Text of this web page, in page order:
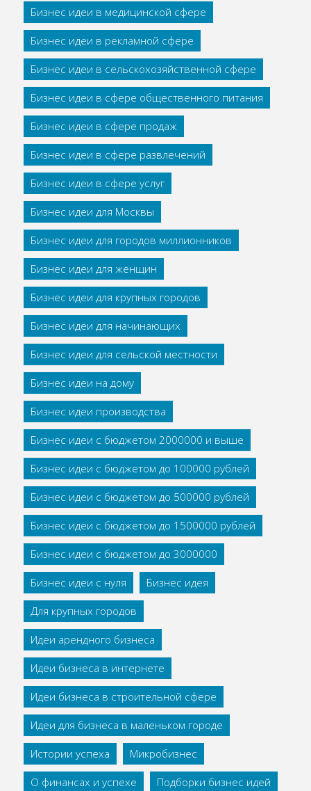
Бизнес идеи в медицинской сфере
Бизнес идеи в рекламной сфере
Бизнес идеи в сельскохозяйственной сфере
Бизнес идеи в сфере общественного питания
Бизнес идеи в сфере продаж
Бизнес идеи в сфере развлечений
Бизнес идеи в сфере услуг
Бизнес идеи для Москвы
Бизнес идеи для городов миллионников
Бизнес идеи для женщин
Бизнес идеи для крупных городов
Бизнес идеи для начинающих
Бизнес идеи для сельской местности
Бизнес идеи на дому
Бизнес идеи производства
Бизнес идеи с бюджетом 2000000 и выше
Бизнес идеи с бюджетом до 100000 рублей
Бизнес идеи с бюджетом до 500000 рублей
Бизнес идеи с бюджетом до 1500000 рублей
Бизнес идеи с бюджетом до 3000000
Бизнес идеи с нуля
Бизнес идея
Для крупных городов
Идеи арендного бизнеса
Идеи бизнеса в интернете
Идеи бизнеса в строительной сфере
Идеи для бизнеса в маленьком городе
Истории успеха
Микробизнес
О финансах и успехе
Подборки бизнес идей